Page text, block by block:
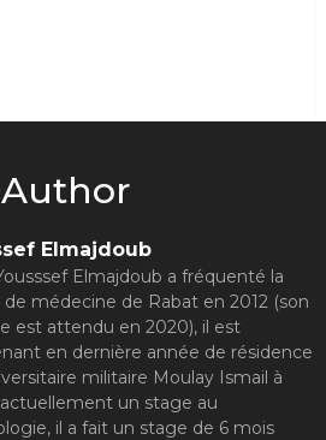
Elmajdoub
Elmajdoub a fréquenté la
médecine de Rabat en 2012 (son
est attendu en 2020), il est
en dernière année de résidence
militaire Moulay Ismail à
un stage au
il a fait un stage de 6 mois